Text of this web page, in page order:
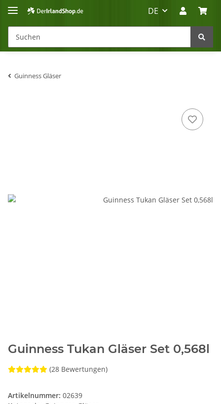
DE
Guinness Gläser
Guinness Tukan Gläser Set 0,568l
(28 Bewertungen)
Artikelnummer: 02639